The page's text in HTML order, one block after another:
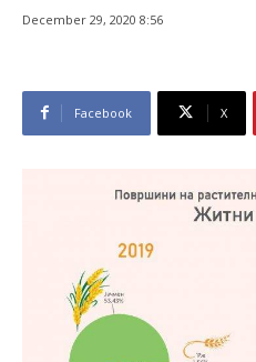
December 29, 2020 8:56
Facebook X